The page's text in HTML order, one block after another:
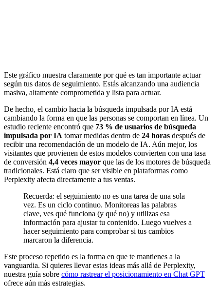
Este gráfico muestra claramente por qué es tan importante actuar
según tus datos de seguimiento. Estás alcanzando una audiencia
masiva, altamente comprometida y lista para actuar.
De hecho, el cambio hacia la búsqueda impulsada por IA está
cambiando la forma en que las personas se comportan en línea. Un
estudio reciente encontró que 73 % de usuarios de búsqueda
impulsada por IA tomar medidas dentro de 24 horas después de
recibir una recomendación de un modelo de IA. Aún mejor, los
visitantes que provienen de estos modelos convierten con una tasa
de conversión 4,4 veces mayor que las de los motores de búsqueda
tradicionales. Está claro que ser visible en plataformas como
Perplexity afecta directamente a tus ventas.
Recuerda: el seguimiento no es una tarea de una sola
vez. Es un ciclo continuo. Monitoreas las palabras
clave, ves qué funciona (y qué no) y utilizas esa
información para ajustar tu contenido. Luego vuelves a
hacer seguimiento para comprobar si tus cambios
marcaron la diferencia.
Este proceso repetido es la forma en que te mantienes a la
vanguardia. Si quieres llevar estas ideas más allá de Perplexity,
nuestra guía sobre cómo rastrear el posicionamiento en Chat GPT
ofrece aún más estrategias.